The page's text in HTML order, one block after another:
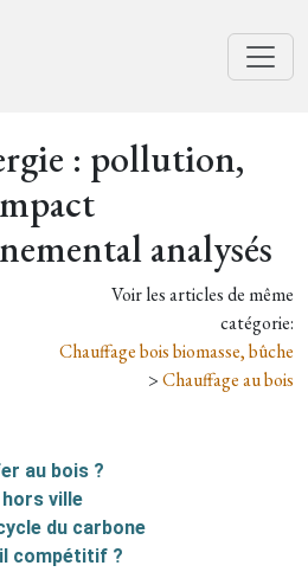
: pollution,
analysés
Voir les articles de même
catégorie:
Chauffage bois biomasse, bûche
>Chauffage au bois
au bois ?
ville
du carbone
compétitif ?